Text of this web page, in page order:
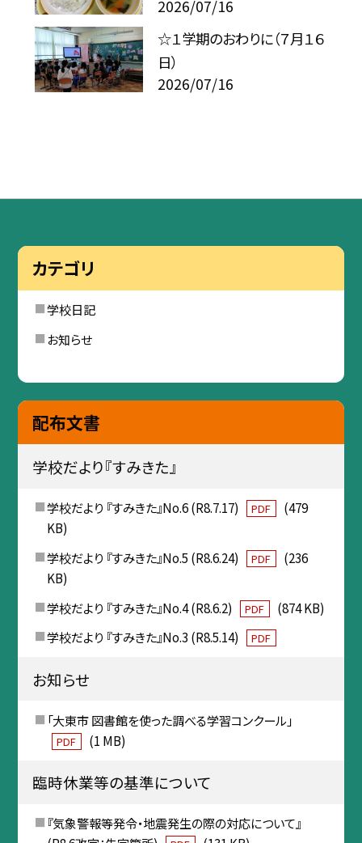
2026/07/16
☆１学期のおわりに（７月１６
日）
2026/07/16
カテゴリ
学校日記
お知らせ
配布文書
学校だより『すみきた』
学校だより 『すみきた』No.6 (R8.7.17) PDF
(479
KB)
学校だより 『すみきた』No.5 (R8.6.24)
PDF
(236
KB)
学校だより 『すみきた』No.4 (R8.6.2)
PDF
(874 KB)
学校だより 『すみきた』No.3 (R8.5.14)
PDF
お知らせ
「大東市 図書館を使った調べる学習コンクール」
PDF (1 MB)
臨時休業等の基準について
『気象警報等発令・地震発生の際の対応について』